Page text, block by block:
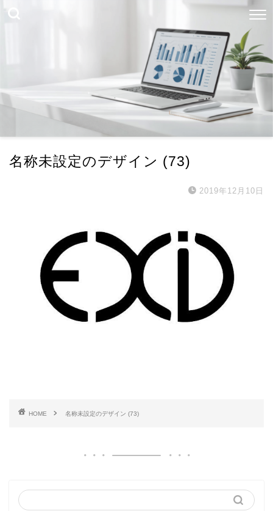
名称未設定のデザイン (73)
2019年12月10日
HOME 名称未設定のデザイン (73)